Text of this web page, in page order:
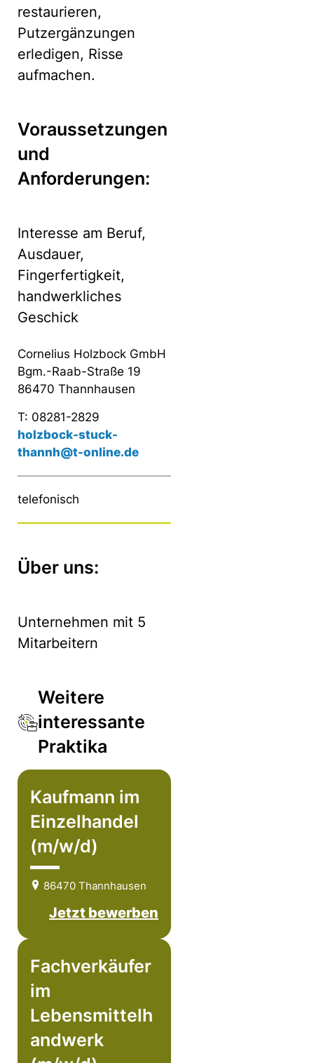
restaurieren,
Putzergänzungen
erledigen, Risse
aufmachen.
Voraussetzungen
und
Anforderungen:
Interesse am Beruf,
Ausdauer,
Fingerfertigkeit,
handwerkliches
Geschick
Cornelius Holzbock GmbH
Bgm.-Raab-Straße 19
86470 Thannhausen
T: 08281-2829
holzbock-stuck-
thannh@t-online.de
telefonisch
Über uns:
Unternehmen mit 5
Mitarbeitern
Weitere
interessante
Praktika
Kaufmann im
Einzelhandel
(m/w/d)
86470 Thannhausen
Jetzt bewerben
Fachverkäufer
im
Lebensmittelh
andwerk